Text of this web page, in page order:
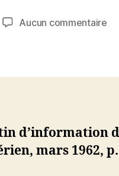
Auteur
N
b
Aucun commentairesur
et
d’information
mars 1962, p.